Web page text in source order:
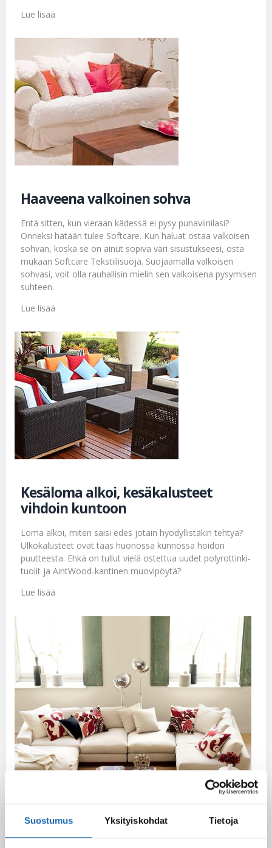
Suostumus Yksityiskohdat Tietoja
Lue lisää
Haaveena valkoinen sohva
Entä sitten, kun vieraan kädessä ei pysy punaviinilasi?
Onneksi hätään tulee Softcare. Kun haluat ostaa valkoisen
sohvan, koska se on ainut sopiva väri sisustukseesi, osta
mukaan Softcare Tekstiilisuoja. Suojaamalla valkoisen
sohvasi, voit olla rauhallisin mielin sen valkoisena pysymisen
suhteen.
Lue lisää
Kesäloma alkoi, kesäkalusteet
vihdoin kuntoon
Loma alkoi, miten saisi edes jotain hyödyllistäkin tehtyä?
Ulkokalusteet ovat taas huonossa kunnossa hoidon
puutteesta. Ehkä on tullut vielä ostettua uudet polyrottinki-
tuolit ja AintWood-kantinen muovipöytä?
Lue lisää